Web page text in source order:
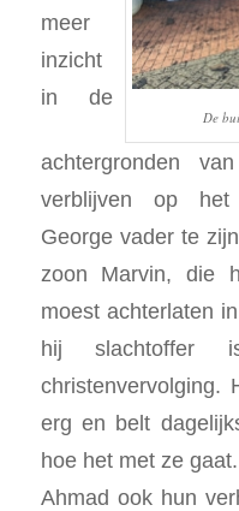
De
meer
inzicht
in de
achtergronden
verblijven op het
George vader te
zoon Marvin, die
moest achterlaten
hij slachtoffer
christenvervolging.
erg en belt
hoe het met ze
Ahmad ook hun